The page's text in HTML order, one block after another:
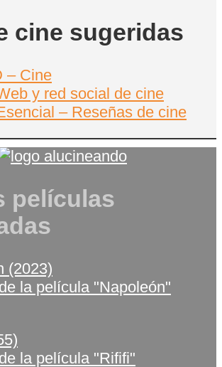
cine sugeridas
– Cine
y red social de cine
– Reseñas de cine
películas
(2023)